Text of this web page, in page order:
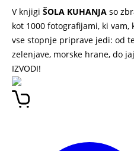
V knjigi ŠOLA KUHANJA so
kot 1000 fotografijami, ki
vse stopnje priprave jedi: od
zelenjave, morske hrane, do
IZVODI!